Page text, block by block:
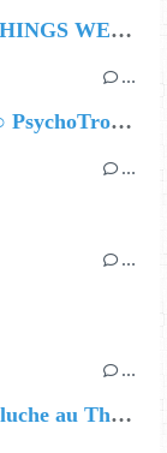
NIEVE ELLA ○ THE THINGS WE SAY
…
Los Guayabo Brothers ○ PsychoTropical
…
…
…
🎭 Julien Rossier est Coluche au Théâtre du Gymnase